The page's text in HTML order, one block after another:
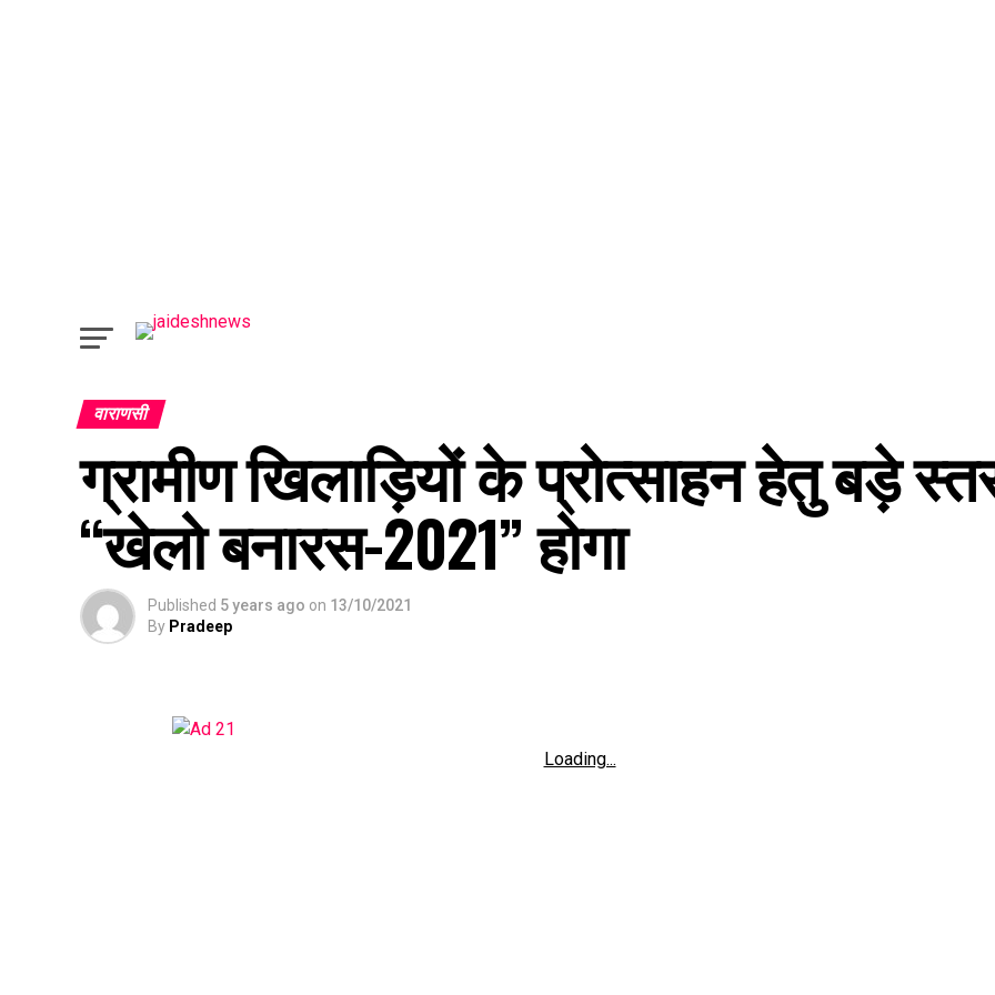
वाराणसी
ग्रामीण खिलाड़ियों के प्रोत्साहन हेतु बड़े
“खेलो बनारस-2021” होगा
Published 5 years ago on 13/10/2021
By Pradeep
Loading...